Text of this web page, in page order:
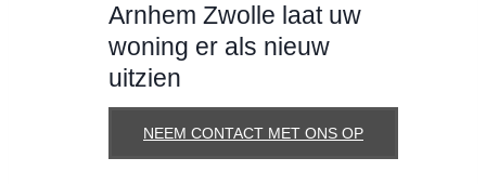
Arnhem Zwolle laat uw
woning er als nieuw
uitzien
NEEM CONTACT MET ONS OP